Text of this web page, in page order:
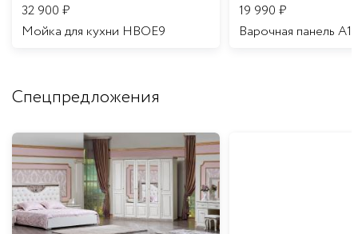
32 900 ₽
Мойка для кухни HBOE9
19 990 ₽
Варочная панель A16
Спецпредложения